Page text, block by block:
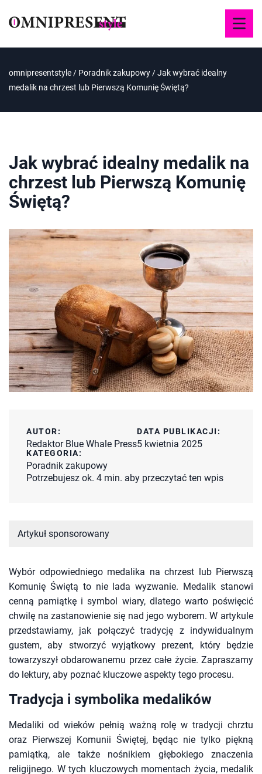
omnipresentstyle / Poradnik zakupowy /Jak wybrać idealny
medalik na chrzest lub Pierwszą Komunię Świętą?
Jak wybrać idealny medalik na
chrzest lub Pierwszą Komunię
Świętą?
AUTOR:
Redaktor Blue Whale Press
DATA PUBLIKACJI:
5 kwietnia 2025
KATEGORIA:
Poradnik zakupowy
Potrzebujesz ok. 4 min. aby przeczytać ten wpis
Artykuł sponsorowany
Wybór odpowiedniego medalika na chrzest lub Pierwszą
Komunię Świętą to nie lada wyzwanie. Medalik stanowi
cenną pamiątkę i symbol wiary, dlatego warto poświęcić
chwilę na zastanowienie się nad jego wyborem. W artykule
przedstawiamy, jak połączyć tradycję z indywidualnym
gustem, aby stworzyć wyjątkowy prezent, który będzie
towarzyszył obdarowanemu przez całe życie. Zapraszamy
do lektury, aby poznać kluczowe aspekty tego procesu.
Tradycja i symbolika medalików
Medaliki od wieków pełnią ważną rolę w tradycji chrztu
oraz Pierwszej Komunii Świętej, będąc nie tylko piękną
pamiątką, ale także nośnikiem głębokiego znaczenia
religijnego. W tych kluczowych momentach życia, medalik